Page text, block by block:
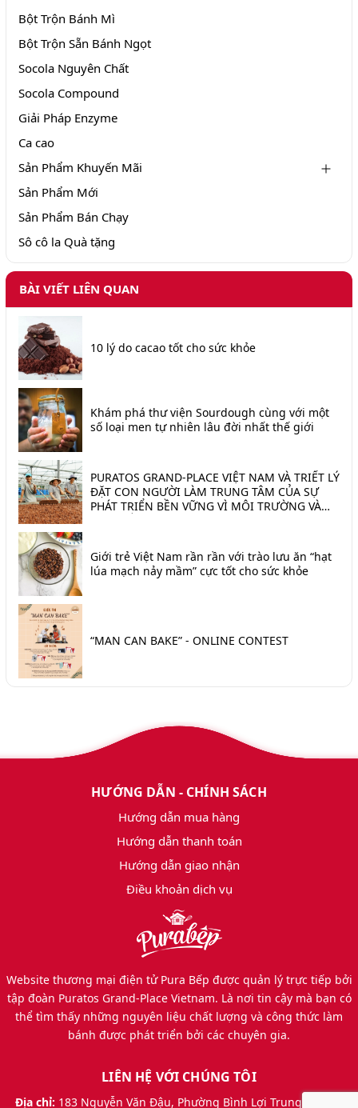
Bột Trộn Bánh Mì
Bột Trộn Sẵn Bánh Ngọt
Socola Nguyên Chất
Socola Compound
Giải Pháp Enzyme
Ca cao
Sản Phẩm Khuyến Mãi
Sản Phẩm Mới
Sản Phẩm Bán Chạy
Sô cô la Quà tặng
BÀI VIẾT LIÊN QUAN
10 lý do cacao tốt cho sức khỏe
Khám phá thư viện Sourdough cùng với một
số loại men tự nhiên lâu đời nhất thế giới
PURATOS GRAND-PLACE VIỆT NAM VÀ TRIẾT LÝ
ĐẶT CON NGƯỜI LÀM TRUNG TÂM CỦA SỰ
PHÁT TRIỂN BỀN VỮNG VÌ MÔI TRƯỜNG VÀ
Giới trẻ Việt Nam rần rần với trào lưu ăn “hạt
lúa mạch nảy mầm” cực tốt cho sức khỏe
“MAN CAN BAKE” - ONLINE CONTEST
HƯỚNG DẪN - CHÍNH SÁCH
Hướng dẫn mua hàng
Hướng dẫn thanh toán
Hướng dẫn giao nhận
Điều khoản dịch vụ
Website thương mại điện tử Pura Bếp được quản lý trực tiếp bởi
tập đoàn Puratos Grand-Place Vietnam. Là nơi tin cậy mà bạn có
thể tìm thấy những nguyên liệu chất lượng và công thức làm
bánh được phát triển bởi các chuyên gia.
LIÊN HỆ VỚI CHÚNG TÔI
Địa chỉ: 183 Nguyễn Văn Đậu, Phường Bình Lợi Trung, Thành